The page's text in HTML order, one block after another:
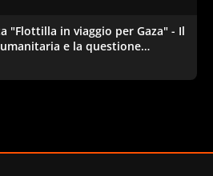
"Flottilla in viaggio per Gaza" - Il
e la questione